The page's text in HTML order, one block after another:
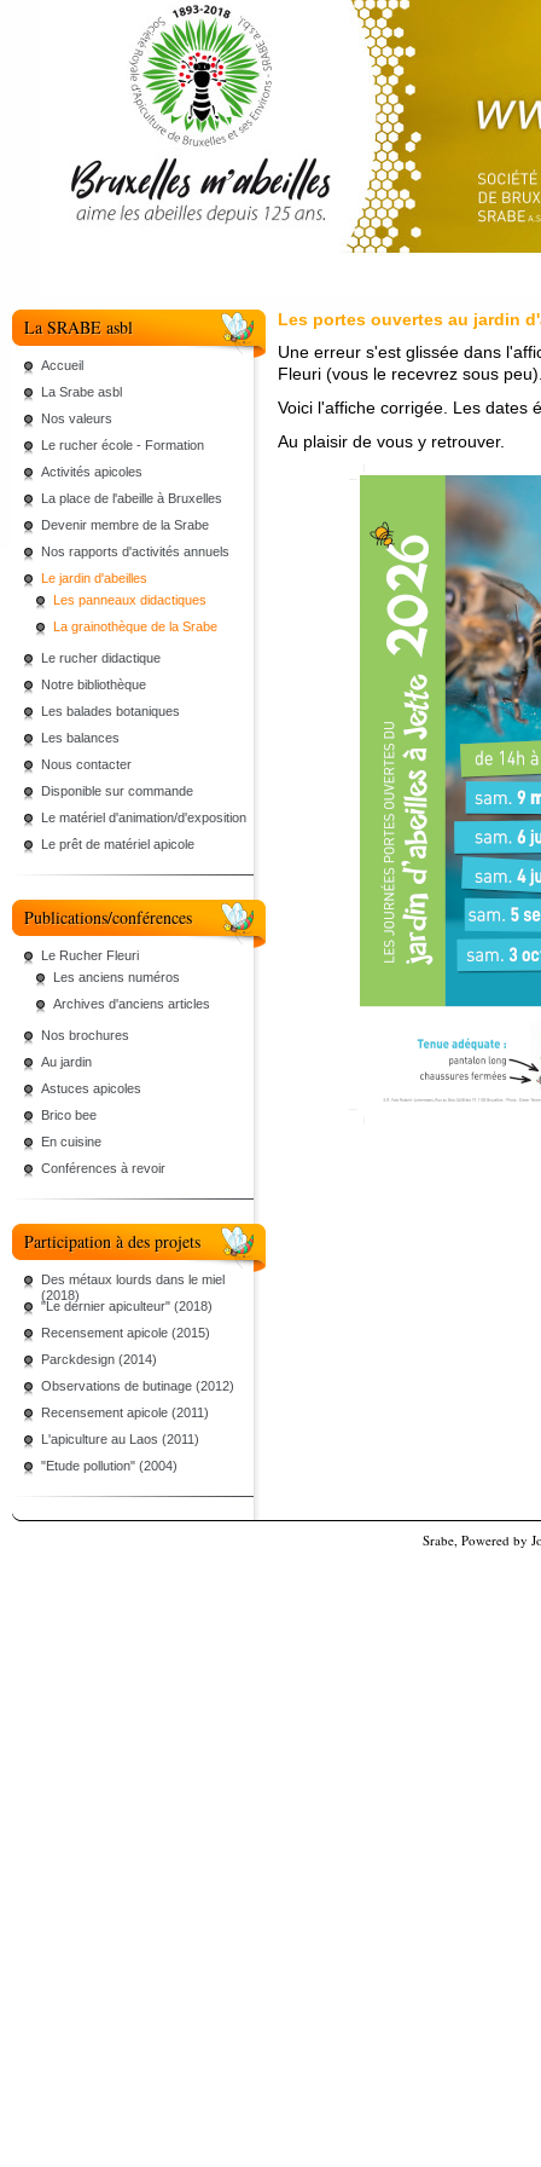
La SRABE asbl
Accueil
La Srabe asbl
Nos valeurs
Le rucher école - Formation
Activités apicoles
La place de l'abeille à Bruxelles
Devenir membre de la Srabe
Nos rapports d'activités annuels
Le jardin d'abeilles
Les panneaux didactiques
La grainothèque de la Srabe
Le rucher didactique
Notre bibliothèque
Les balades botaniques
Les balances
Nous contacter
Disponible sur commande
Le matériel d'animation/d'exposition
Le prêt de matériel apicole
Publications/conférences
Le Rucher Fleuri
Les anciens numéros
Archives d'anciens articles
Nos brochures
Au jardin
Astuces apicoles
Brico bee
En cuisine
Conférences à revoir
Participation à des projets
Des métaux lourds dans le miel
(2018)
"Le dernier apiculteur" (2018)
Recensement apicole (2015)
Parckdesign (2014)
Observations de butinage (2012)
Recensement apicole (2011)
L'apiculture au Laos (2011)
"Etude pollution" (2004)
Les portes ouvertes au jardin
Une erreur s'est glissée dans
Fleuri (vous le recevrez sous
Voici l'affiche corrigée. Les dates
Au plaisir de vous y retrouver.
Srabe, Powered by